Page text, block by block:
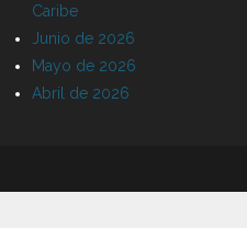
Caribe
Junio de 2026
Mayo de 2026
Abril de 2026